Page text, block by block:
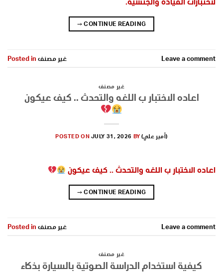
CONTINUE READING
→
Posted in غير مصنف Leave a comment
غير مصنف
اعاده الاختبار ب اللغه والتحدث .. كيف عيكون
POSTED ON JULY 31, 2026 BY (أمير علي)
اعاده الاختبار ب اللغه والتحدث .. كيف عيكون
CONTINUE READING
→
Posted in غير مصنف Leave a comment
غير مصنف
كيفية استخدام الدراسة الصوتية بالسيارة بذكاء